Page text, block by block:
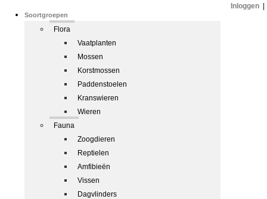
Soortgroepen
Flora
Vaatplanten
Mossen
Korstmossen
Paddenstoelen
Kranswieren
Wieren
Fauna
Zoogdieren
Reptielen
Amfibieën
Vissen
Dagvlinders
Inloggen